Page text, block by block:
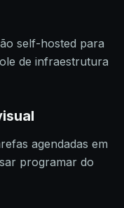
self-hosted para
de infraestrutura
agendadas em
programar do